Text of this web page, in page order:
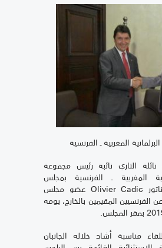
المغربية ـ الفرنسية
التازي نائبة رئيس مجموعة
المغربية ـ الفرنسية بمجلس
المستشارين السيناتور Olivier Cadic عضو مجلس
الفرنسيين المقيمين بالخارج، يومه
مناسبة أشاد خلاله الجانبان